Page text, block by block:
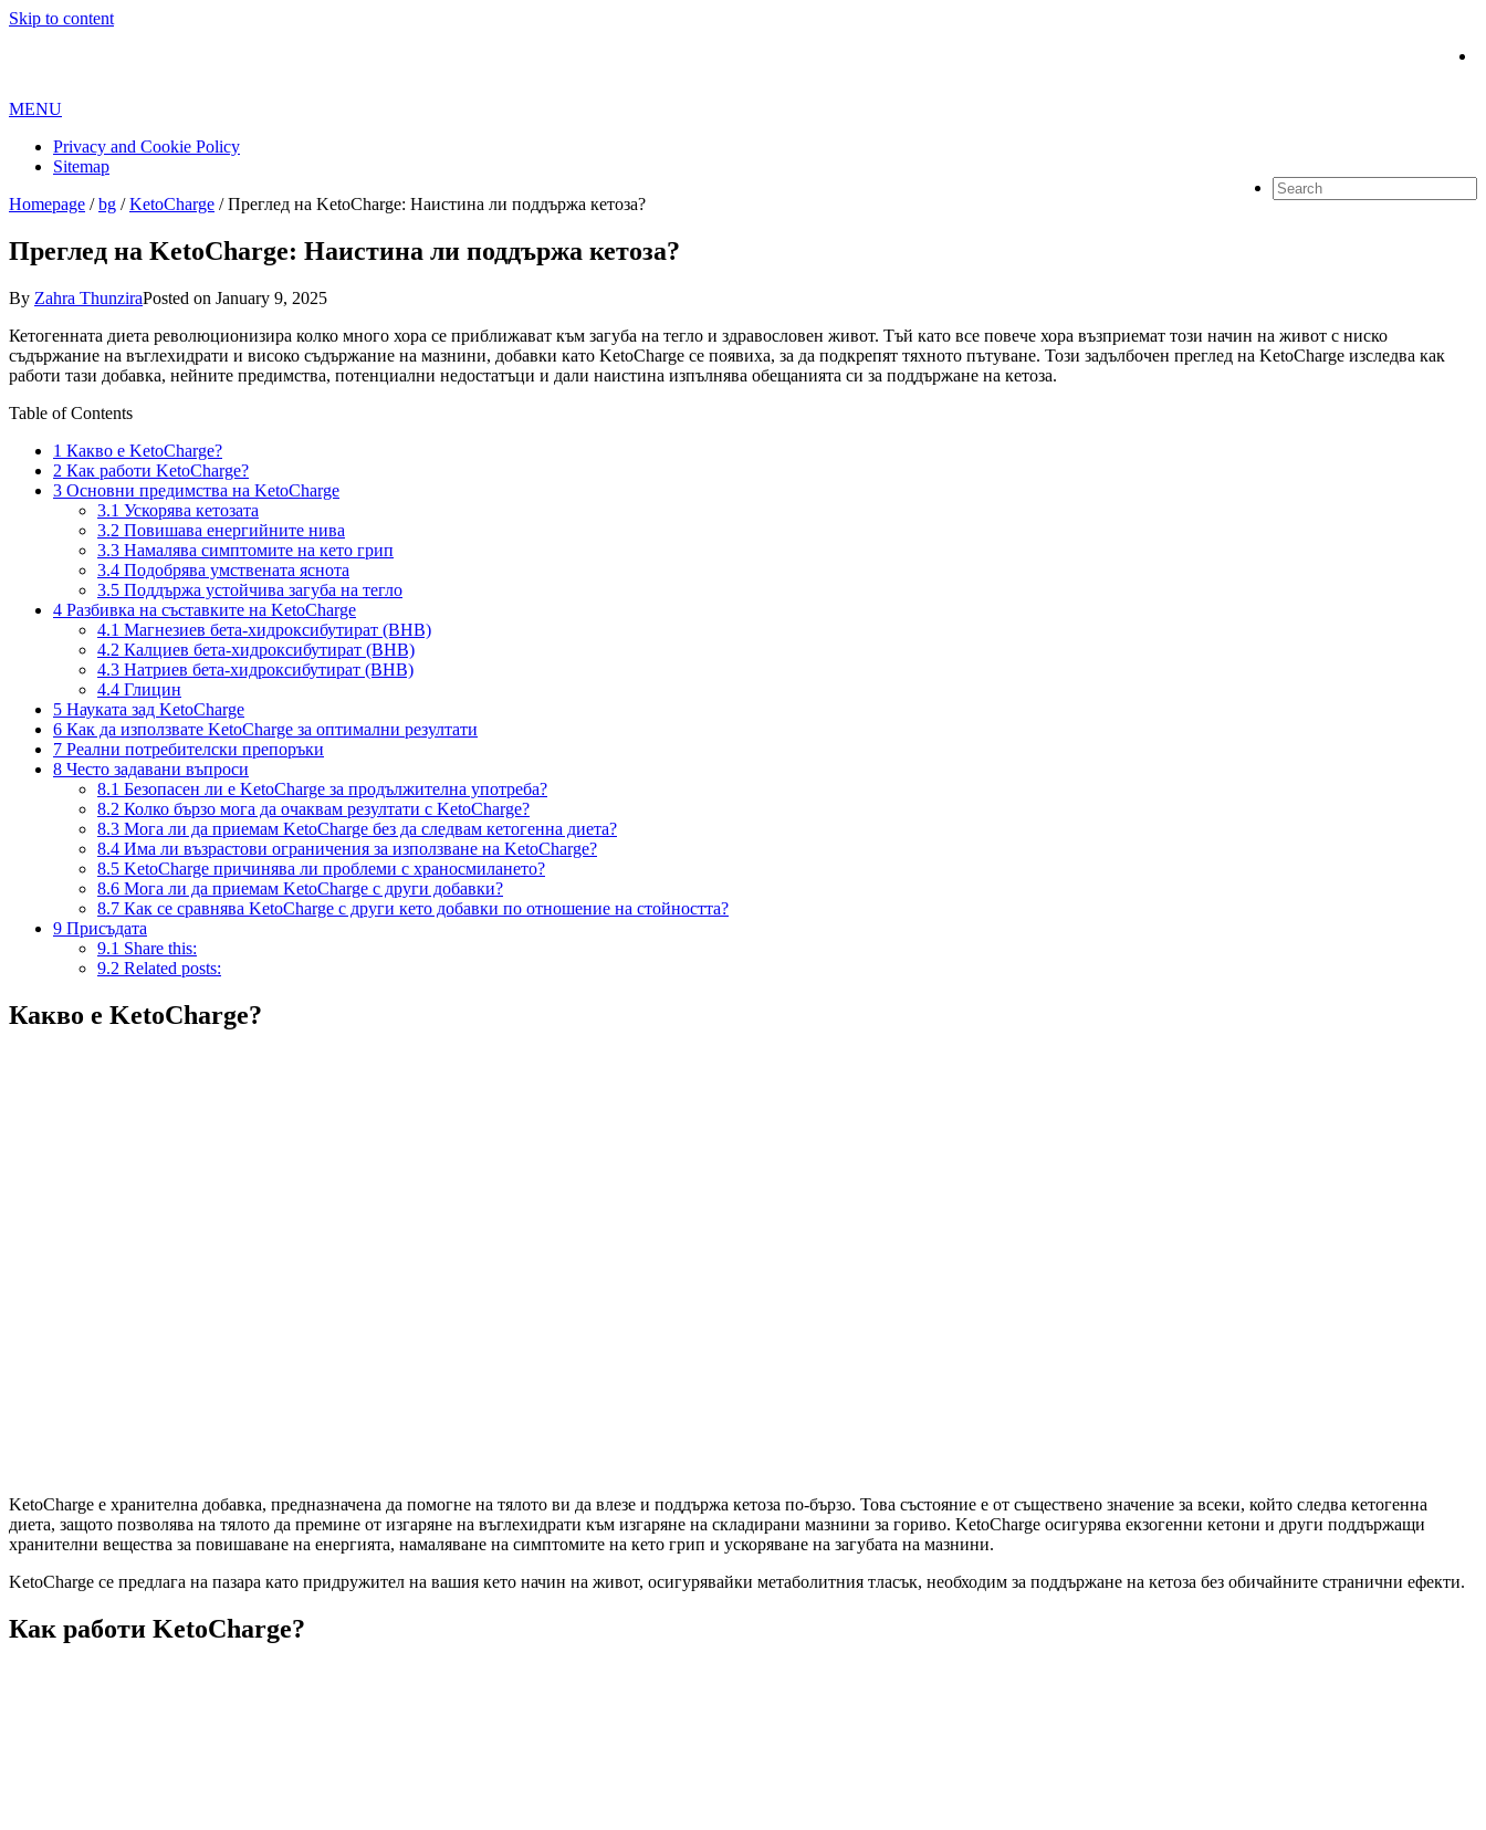
Skip to content
MENU
Privacy and Cookie Policy
Sitemap
Homepage / bg / KetoCharge / Преглед на KetoCharge: Наистина ли поддържа кетоза?
Преглед на KetoCharge: Наистина ли поддържа кетоза?
By Zahra ThunziraPosted on January 9, 2025
Кетогенната диета революционизира колко много хора се приближават към загуба на тегло и здравословен живот. Тъй като все повече хора възприемат този начин на живот с ниско
съдържание на въглехидрати и високо съдържание на мазнини, добавки като KetoCharge се появиха, за да подкрепят тяхното пътуване. Този задълбочен преглед на KetoCharge изследва как
работи тази добавка, нейните предимства, потенциални недостатъци и дали наистина изпълнява обещанията си за поддържане на кетоза.
Table of Contents
1 Какво е KetoCharge?
2 Как работи KetoCharge?
3 Основни предимства на KetoCharge
3.1 Ускорява кетозата
3.2 Повишава енергийните нива
3.3 Намалява симптомите на кето грип
3.4 Подобрява умствената яснота
3.5 Поддържа устойчива загуба на тегло
4 Разбивка на съставките на KetoCharge
4.1 Магнезиев бета-хидроксибутират (BHB)
4.2 Калциев бета-хидроксибутират (BHB)
4.3 Натриев бета-хидроксибутират (BHB)
4.4 Глицин
5 Науката зад KetoCharge
6 Как да използвате KetoCharge за оптимални резултати
7 Реални потребителски препоръки
8 Често задавани въпроси
8.1 Безопасен ли е KetoCharge за продължителна употреба?
8.2 Колко бързо мога да очаквам резултати с KetoCharge?
8.3 Мога ли да приемам KetoCharge без да следвам кетогенна диета?
8.4 Има ли възрастови ограничения за използване на KetoCharge?
8.5 KetoCharge причинява ли проблеми с храносмилането?
8.6 Мога ли да приемам KetoCharge с други добавки?
8.7 Как се сравнява KetoCharge с други кето добавки по отношение на стойността?
9 Присъдата
9.1 Share this:
9.2 Related posts:
Какво е KetoCharge?
KetoCharge е хранителна добавка, предназначена да помогне на тялото ви да влезе и поддържа кетоза по-бързо. Това състояние е от съществено значение за всеки, който следва кетогенна
диета, защото позволява на тялото да премине от изгаряне на въглехидрати към изгаряне на складирани мазнини за гориво. KetoCharge осигурява екзогенни кетони и други поддържащи
хранителни вещества за повишаване на енергията, намаляване на симптомите на кето грип и ускоряване на загубата на мазнини.
KetoCharge се предлага на пазара като придружител на вашия кето начин на живот, осигурявайки метаболитния тласък, необходим за поддържане на кетоза без обичайните странични ефекти.
Как работи KetoCharge?